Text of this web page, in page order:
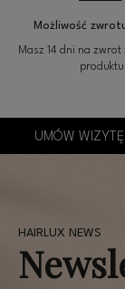
Możliwość
Masz 14 dni na zwrot
produktu
UMÓW